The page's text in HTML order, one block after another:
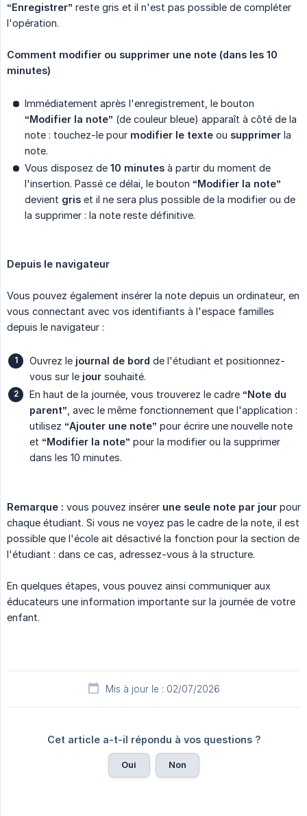
“Enregistrer” reste gris et il n'est pas possible de compléter
l'opération.
Comment modifier ou supprimer une note (dans les 10
minutes)
Immédiatement après l'enregistrement, le bouton
“Modifier la note” (de couleur bleue) apparaît à côté de la
note : touchez-le pour modifier le texte ou supprimer la
note.
Vous disposez de 10 minutes à partir du moment de
l'insertion. Passé ce délai, le bouton “Modifier la note”
devient gris et il ne sera plus possible de la modifier ou de
la supprimer : la note reste définitive.
Depuis le navigateur
Vous pouvez également insérer la note depuis un ordinateur, en
vous connectant avec vos identifiants à l'espace familles
depuis le navigateur :
Ouvrez le journal de bord de l'étudiant et positionnez-
vous sur le jour souhaité.
En haut de la journée, vous trouverez le cadre “Note du
parent” , avec le même fonctionnement que l'application :
utilisez “Ajouter une note” pour écrire une nouvelle note
et “Modifier la note” pour la modifier ou la supprimer
dans les 10 minutes.
Remarque : vous pouvez insérer une seule note par jour pour
chaque étudiant. Si vous ne voyez pas le cadre de la note, il est
possible que l'école ait désactivé la fonction pour la section de
l'étudiant : dans ce cas, adressez-vous à la structure.
En quelques étapes, vous pouvez ainsi communiquer aux
éducateurs une information importante sur la journée de votre
enfant.
Mis à jour le : 02/07/2026
Cet article a-t-il répondu à vos questions ?
Oui Non